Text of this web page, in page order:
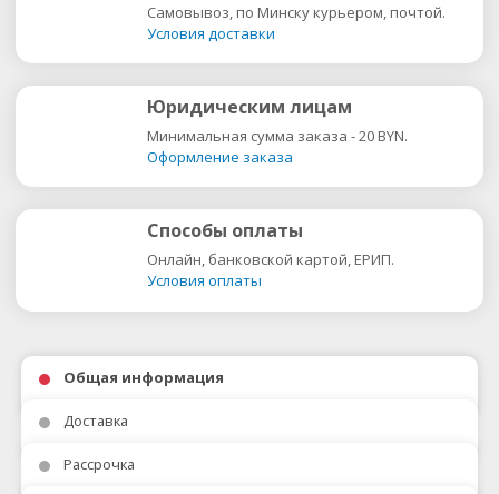
Самовывоз, по Минску курьером, почтой.
Условия доставки
Юридическим лицам
Минимальная сумма заказа - 20 BYN.
Оформление заказа
Способы оплаты
Онлайн, банковской картой, ЕРИП.
Условия оплаты
Общая информация
Доставка
Рассрочка